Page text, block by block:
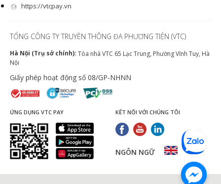
https://vtcpay.vn
TỔNG CÔNG TY TRUYỀN THÔNG ĐA PHƯƠNG TIỆN (VTC)
Hà Nội (Trụ sở chính): Tòa nhà VTC 65 Lạc Trung, Phường Vĩnh Tuy, Hà
Nội
Giấy phép hoạt động số 08/GP-NHNN
ỨNG DỤNG VTC PAY KẾT NỐI VỚI CHÚNG TÔI
NGÔN NGỮ